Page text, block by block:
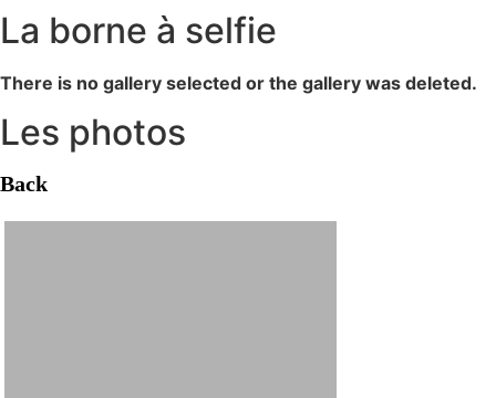
La borne à selfie
There is no gallery selected or the gallery was deleted.
Les photos
Back